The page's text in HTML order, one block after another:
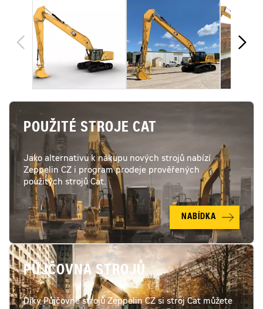
POUŽITÉ STROJE CAT
Jako alternativu k nákupu nových strojů nabízí
Zeppelin CZ i program prodeje prověřených
použitých strojů Cat.
NABÍDKA
PŮJČOVNA STROJŮ
Díky Půjčovně strojů Zeppelin CZ si stroj Cat můžete